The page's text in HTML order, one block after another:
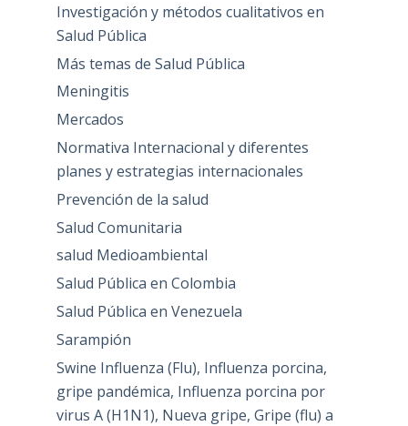
Investigación y métodos cualitativos en
Salud Pública
Más temas de Salud Pública
Meningitis
Mercados
Normativa Internacional y diferentes
planes y estrategias internacionales
Prevención de la salud
Salud Comunitaria
salud Medioambiental
Salud Pública en Colombia
Salud Pública en Venezuela
Sarampión
Swine Influenza (Flu), Influenza porcina,
gripe pandémica, Influenza porcina por
virus A (H1N1), Nueva gripe, Gripe (flu) a